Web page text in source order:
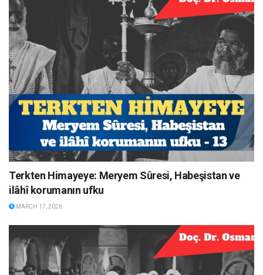
Terkten Himayeye: Meryem Sûresi, Habeşistan ve
ilâhî korumanın ufku
MARCH 17, 2026